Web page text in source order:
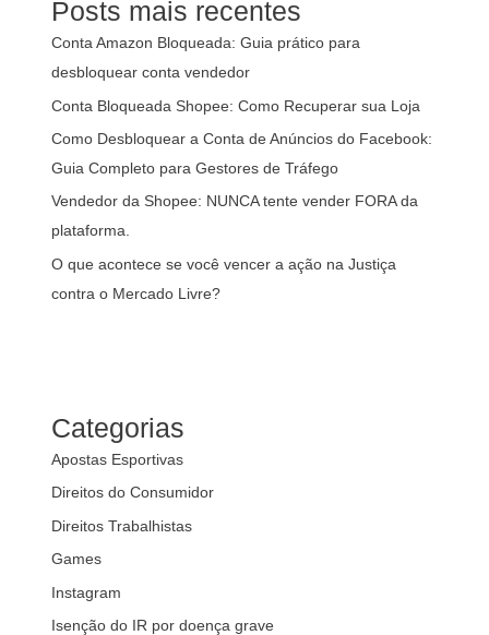
Posts mais recentes
Conta Amazon Bloqueada: Guia prático para
desbloquear conta vendedor
Conta Bloqueada Shopee: Como Recuperar sua Loja
Como Desbloquear a Conta de Anúncios do Facebook:
Guia Completo para Gestores de Tráfego
Vendedor da Shopee: NUNCA tente vender FORA da
plataforma.
O que acontece se você vencer a ação na Justiça
contra o Mercado Livre?
Categorias
Apostas Esportivas
Direitos do Consumidor
Direitos Trabalhistas
Games
Instagram
Isenção do IR por doença grave